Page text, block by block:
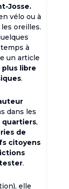
Josse.
vélo ou à
oreilles.
à
un article
plus libre
.
dans les
quartiers,
de
citoyens
.
elle